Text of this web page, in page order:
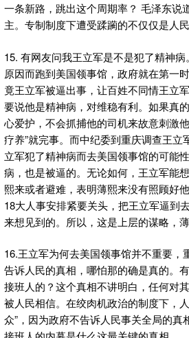
一条新路，跳出这个周期率？ 毛泽东说
主。专制制度下遭受蹂躏的不仅仅是人
15. 有网友问我王立军是不是犯了精神
原因而跑到美国领事馆，政府就在第一
竟王立军被逼出事，让百姓不同情王立
要说他是精神病，对维稳有利。如果真
心爱护，不会抓捕他的司机来故意刺激
疗养”就完事。而中纪委到重庆调查王立
立军犯了精神病而去美国领事馆的可能
病，也是被逼的。无论如何，王立军能
熙来或者避难，表明薄熙来没有照顾好
18大人事安排紧要关头，把王立军逼到
来想见到的。所以，这是上层的谋略，薄
16.王立军为何去美国领事馆并不重要，
告诉人民的真相，哪怕那的确是真的。
接班人的？这个真相不讲明白，任何对
被人民相信。在绞肉机政治的制度下，
众”，因为政府不告诉人民事关全局的真